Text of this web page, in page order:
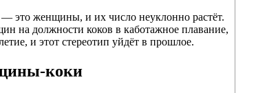
это женщины, и их число неуклонно растёт.
на должности коков в каботажное плавание,
и этот стереотип уйдёт в прошлое.
коки